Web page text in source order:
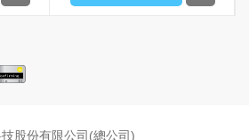
股份有限公司(總公司)